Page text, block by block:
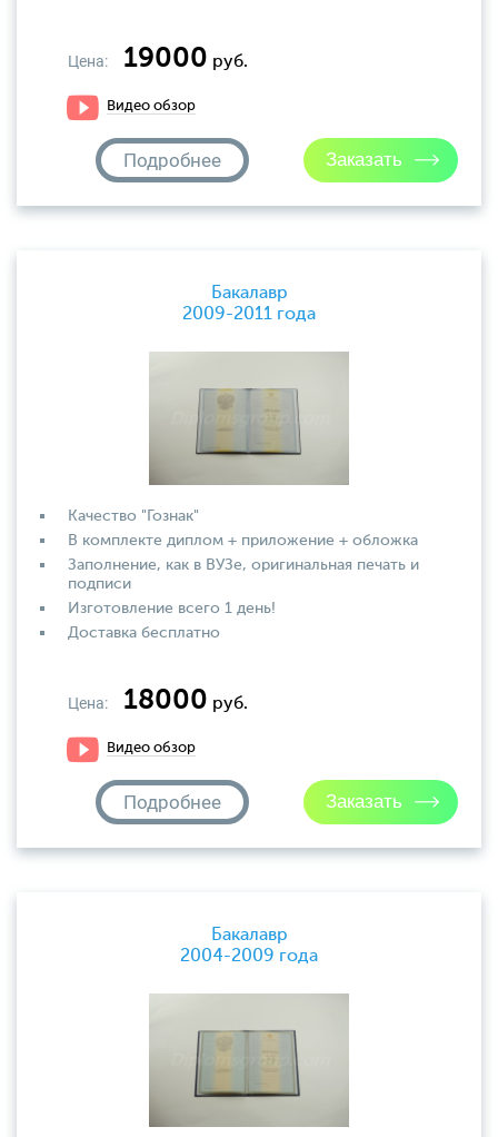
Цена: 19000 руб.
Видео обзор
Подробнее
Бакалавр
2009-2011 года
Качество "Гознак"
В комплекте диплом + приложение + обложка
Заполнение, как в ВУЗе, оригинальная печать и
подписи
Изготовление всего 1 день!
Доставка бесплатно
Цена: 18000 руб.
Видео обзор
Подробнее
Бакалавр
2004-2009 года